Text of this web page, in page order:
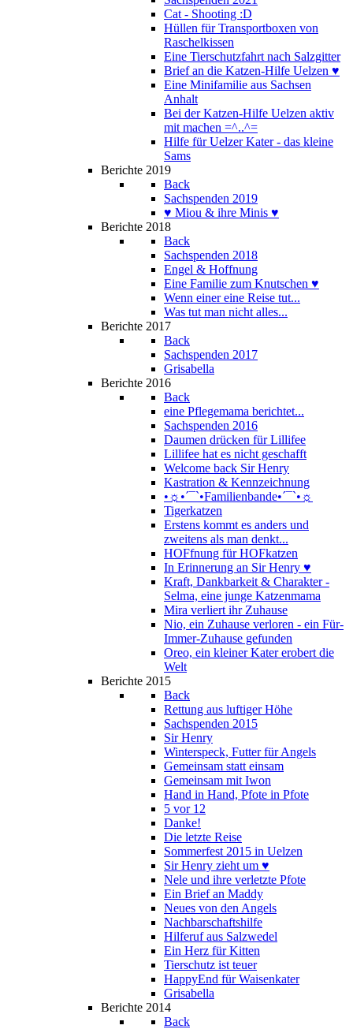
Cat - Shooting :D
Hüllen für Transportboxen von
Raschelkissen
Eine Tierschutzfahrt nach Salzgitter
Brief an die Katzen-Hilfe Uelzen ♥
Eine Minifamilie aus Sachsen
Anhalt
Bei der Katzen-Hilfe Uelzen aktiv
mit machen =^..^=
Hilfe für Uelzer Kater - das kleine
Sams
Berichte 2019
Back
Sachspenden 2019
♥ Miou & ihre Minis ♥
Berichte 2018
Back
Sachspenden 2018
Engel & Hoffnung
Eine Familie zum Knutschen ♥
Wenn einer eine Reise tut...
Was tut man nicht alles...
Berichte 2017
Back
Sachspenden 2017
Grisabella
Berichte 2016
Back
eine Pflegemama berichtet...
Sachspenden 2016
Daumen drücken für Lillifee
Lillifee hat es nicht geschafft
Welcome back Sir Henry
Kastration & Kennzeichnung
•☼•´¯`•Familienbande•´¯`•☼
Tigerkatzen
Erstens kommt es anders und
zweitens als man denkt...
HOFfnung für HOFkatzen
In Erinnerung an Sir Henry ♥
Kraft, Dankbarkeit & Charakter -
Selma, eine junge Katzenmama
Mira verliert ihr Zuhause
Nio, ein Zuhause verloren - ein Für-
Immer-Zuhause gefunden
Oreo, ein kleiner Kater erobert die
Welt
Berichte 2015
Back
Rettung aus luftiger Höhe
Sachspenden 2015
Sir Henry
Winterspeck, Futter für Angels
Gemeinsam statt einsam
Gemeinsam mit Iwon
Hand in Hand, Pfote in Pfote
5 vor 12
Danke!
Die letzte Reise
Sommerfest 2015 in Uelzen
Sir Henry zieht um ♥
Nele und ihre verletzte Pfote
Ein Brief an Maddy
Neues von den Angels
Nachbarschaftshilfe
Hilferuf aus Salzwedel
Ein Herz für Kitten
Tierschutz ist teuer
HappyEnd für Waisenkater
Grisabella
Berichte 2014
Back